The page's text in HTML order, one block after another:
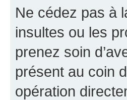
Ne cédez pas à
insultes ou les
prenez soin
présent au coin
opération